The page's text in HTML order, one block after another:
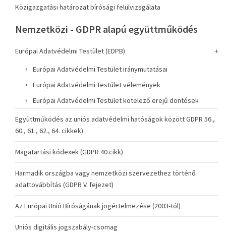
Közigazgatási határozat bírósági felülvizsgálata
Nemzetközi - GDPR alapú együttműködés
Európai Adatvédelmi Testület (EDPB)
Európai Adatvédelmi Testület iránymutatásai
Európai Adatvédelmi Testület vélemények
Európai Adatvédelmi Testület kötelező erejű döntések
Együttműködés az uniós adatvédelmi hatóságok között GDPR 56.,
60., 61., 62., 64. cikkek)
Magatartási kódexek (GDPR 40.cikk)
Harmadik országba vagy nemzetközi szervezethez történő
adattovábbítás (GDPR V. fejezet)
Az Európai Unió Bíróságának jogértelmezése (2003-tól)
Uniós digitális jogszabály-csomag